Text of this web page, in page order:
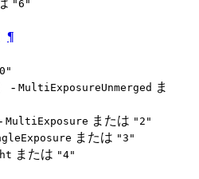
"6"
¶
- MultiExposureUnmerged ま
MultiExposure または "2"
または "3"
または "4"